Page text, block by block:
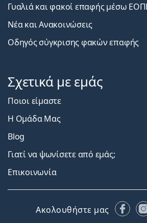
Γυαλιά και φακοί επαφής μέσω
Νέα και Ανακοινώσεις
Οδηγός σύγκρισης φακών επαφής
Σχετικά με εμάς
Ποιοι είμαστε
Η Ομάδα Μας
Blog
Γιατί να ψωνίσετε από εμάς;
Επικοινωνία
Ακολουθήστε μας